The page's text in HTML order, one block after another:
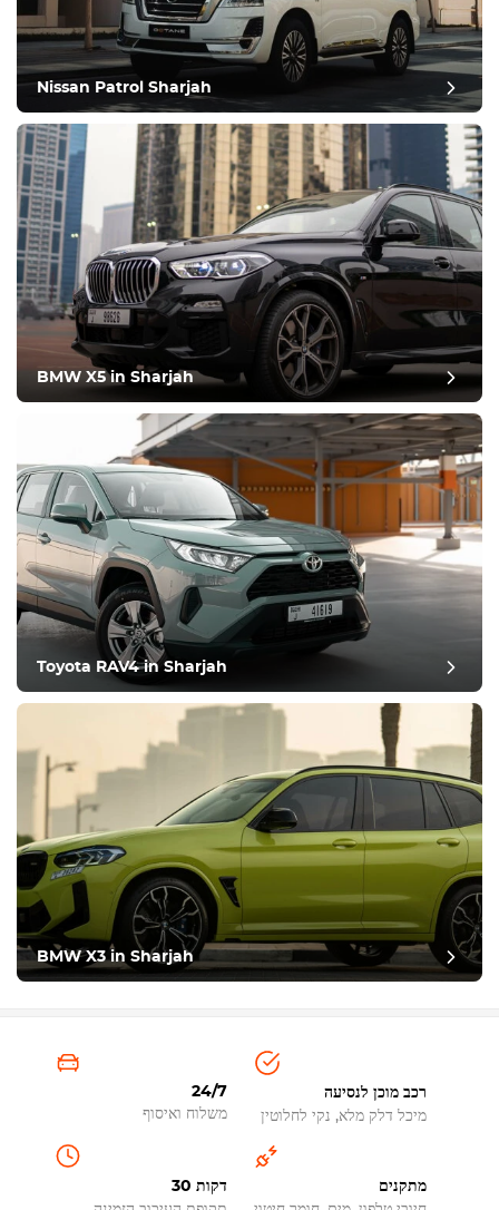
Nissan Patrol Sharjah
BMW X5 in Sharjah
Toyota RAV4 in Sharjah
BMW X3 in Sharjah
24/7
משלוח ואיסוף
רכב מוכן לנסיעה
מיכל דלק מלא, נקי לחלוטין
30 דקות
מתקנים